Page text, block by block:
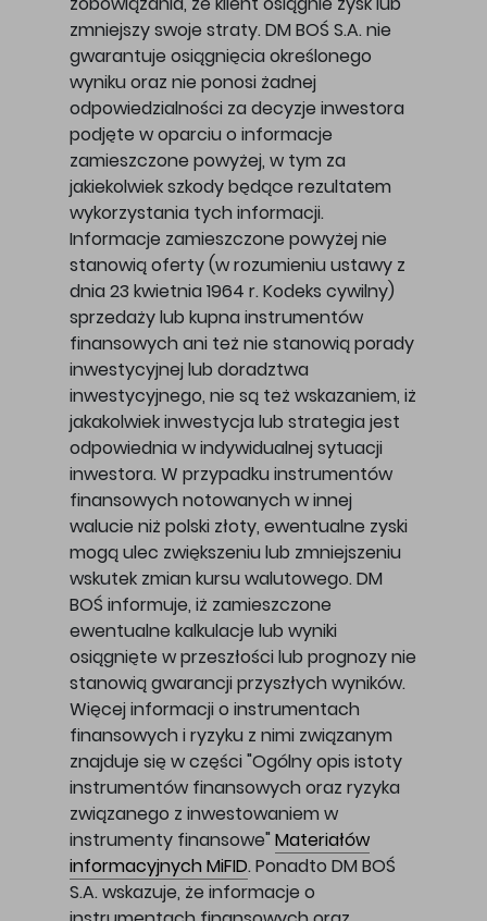
zmniejszy swoje straty. DM BOŚ S.A. nie
gwarantuje osiągnięcia określonego
wyniku oraz nie ponosi żadnej
odpowiedzialności za decyzje inwestora
podjęte w oparciu o informacje
zamieszczone powyżej, w tym za
jakiekolwiek szkody będące rezultatem
wykorzystania tych informacji.
Informacje zamieszczone powyżej nie
stanowią oferty (w rozumieniu ustawy z
dnia 23 kwietnia 1964 r. Kodeks cywilny)
sprzedaży lub kupna instrumentów
finansowych ani też nie stanowią porady
inwestycyjnej lub doradztwa
inwestycyjnego, nie są też wskazaniem, iż
jakakolwiek inwestycja lub strategia jest
odpowiednia w indywidualnej sytuacji
inwestora. W przypadku instrumentów
finansowych notowanych w innej
walucie niż polski złoty, ewentualne zyski
mogą ulec zwiększeniu lub zmniejszeniu
wskutek zmian kursu walutowego. DM
BOŚ informuje, iż zamieszczone
ewentualne kalkulacje lub wyniki
osiągnięte w przeszłości lub prognozy nie
stanowią gwarancji przyszłych wyników.
Więcej informacji o instrumentach
finansowych i ryzyku z nimi związanym
znajduje się w części "Ogólny opis istoty
instrumentów finansowych oraz ryzyka
związanego z inwestowaniem w
instrumenty finansowe" Materiałów
informacyjnych MiFID. Ponadto DM BOŚ
S.A. wskazuje, że informacje o